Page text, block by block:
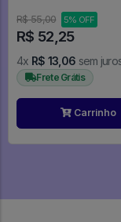
R$ 55,00 5% OFF
R$ 52,25
4x R$ 13,06 sem
Frete Grátis
Carrinho